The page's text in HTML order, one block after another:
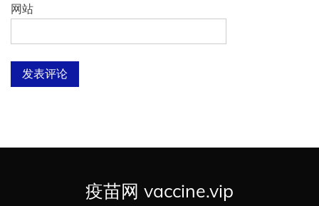
网站
疫苗网 vaccine.vip